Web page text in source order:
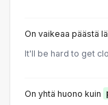
On vaikeaa päästä
It'll be hard to get
On yhtä huono kuin